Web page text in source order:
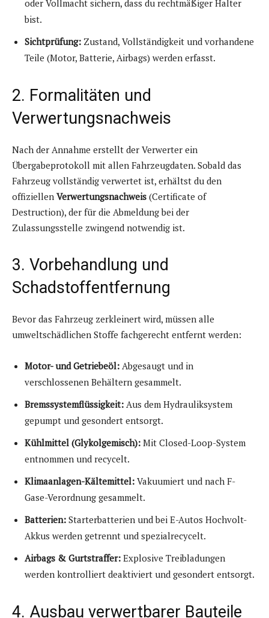
oder Vollmacht sichern, dass du rechtmäßiger Halter
bist.
Sichtprüfung: Zustand, Vollständigkeit und vorhandene
Teile (Motor, Batterie, Airbags) werden erfasst.
2. Formalitäten und
Verwertungsnachweis
Nach der Annahme erstellt der Verwerter ein
Übergabeprotokoll mit allen Fahrzeugdaten. Sobald das
Fahrzeug vollständig verwertet ist, erhältst du den
offiziellen Verwertungsnachweis (Certificate of
Destruction), der für die Abmeldung bei der
Zulassungsstelle zwingend notwendig ist.
3. Vorbehandlung und
Schadstoffentfernung
Bevor das Fahrzeug zerkleinert wird, müssen alle
umweltschädlichen Stoffe fachgerecht entfernt werden:
Motor- und Getriebeöl: Abgesaugt und in
verschlossenen Behältern gesammelt.
Bremssystemflüssigkeit: Aus dem Hydrauliksystem
gepumpt und gesondert entsorgt.
Kühlmittel (Glykolgemisch): Mit Closed-Loop-System
entnommen und recycelt.
Klimaanlagen-Kältemittel: Vakuumiert und nach F-
Gase-Verordnung gesammelt.
Batterien: Starterbatterien und bei E-Autos Hochvolt-
Akkus werden getrennt und spezialrecycelt.
Airbags & Gurtstraffer: Explosive Treibladungen
werden kontrolliert deaktiviert und gesondert entsorgt.
4. Ausbau verwertbarer Bauteile